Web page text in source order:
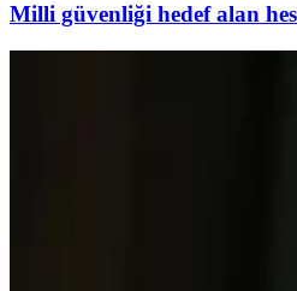
Milli güvenliği hedef alan